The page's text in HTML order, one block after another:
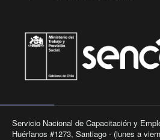
Servicio Nacional de Capacitación y
Huérfanos #1273, Santiago - (lunes a